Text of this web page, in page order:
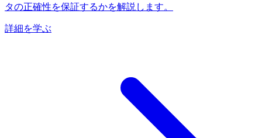
タの正確性を保証するかを解説します。
詳細を学ぶ